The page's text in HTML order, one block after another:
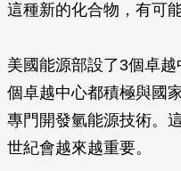
這種新的化合物，有可
美國能源部設了3個卓
個卓越中心都積極與國
專門開發氫能源技術。
世紀會越來越重要。